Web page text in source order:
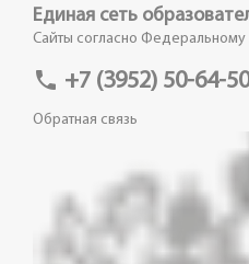
Единая сеть
Сайты согласно Федеральному
phone +7 (3952) 50-64-50
Обратная связь